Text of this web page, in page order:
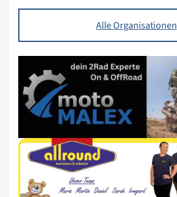
Alle Organisationen